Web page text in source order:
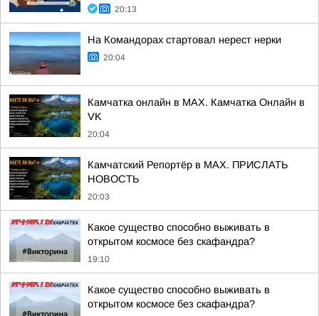
20:13
На Командорах стартовал нерест нерки
20:04
Камчатка онлайн в MAX. Камчатка Онлайн в
VK
20:04
Камчатский Репортёр в MAX. ПРИСЛАТЬ
НОВОСТЬ
20:03
Какое существо способно выживать в
открытом космосе без скафандра?
19:10
Какое существо способно выживать в
открытом космосе без скафандра?